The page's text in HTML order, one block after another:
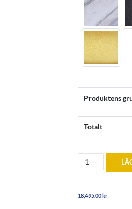
Produktens
Totalt
Bagageväskor
Aston
Coupe
18,495.00kr